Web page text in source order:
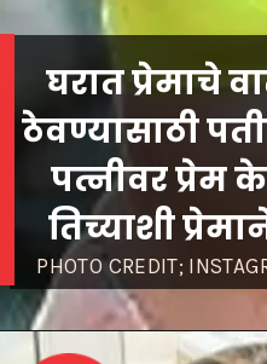
PHOTO CREDIT;
घरात प्रेमाचे
ठेवण्यासाठी
पत्नीवर प्रेम
तिच्याशी